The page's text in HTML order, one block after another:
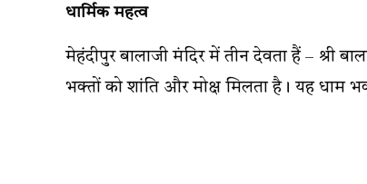
धार्मिक महत्व
मेहंदीपुर बालाजी मंदिर में तीन देवता हैं – श्री
भक्तों को शांति और मोक्ष मिलता है। यह धाम